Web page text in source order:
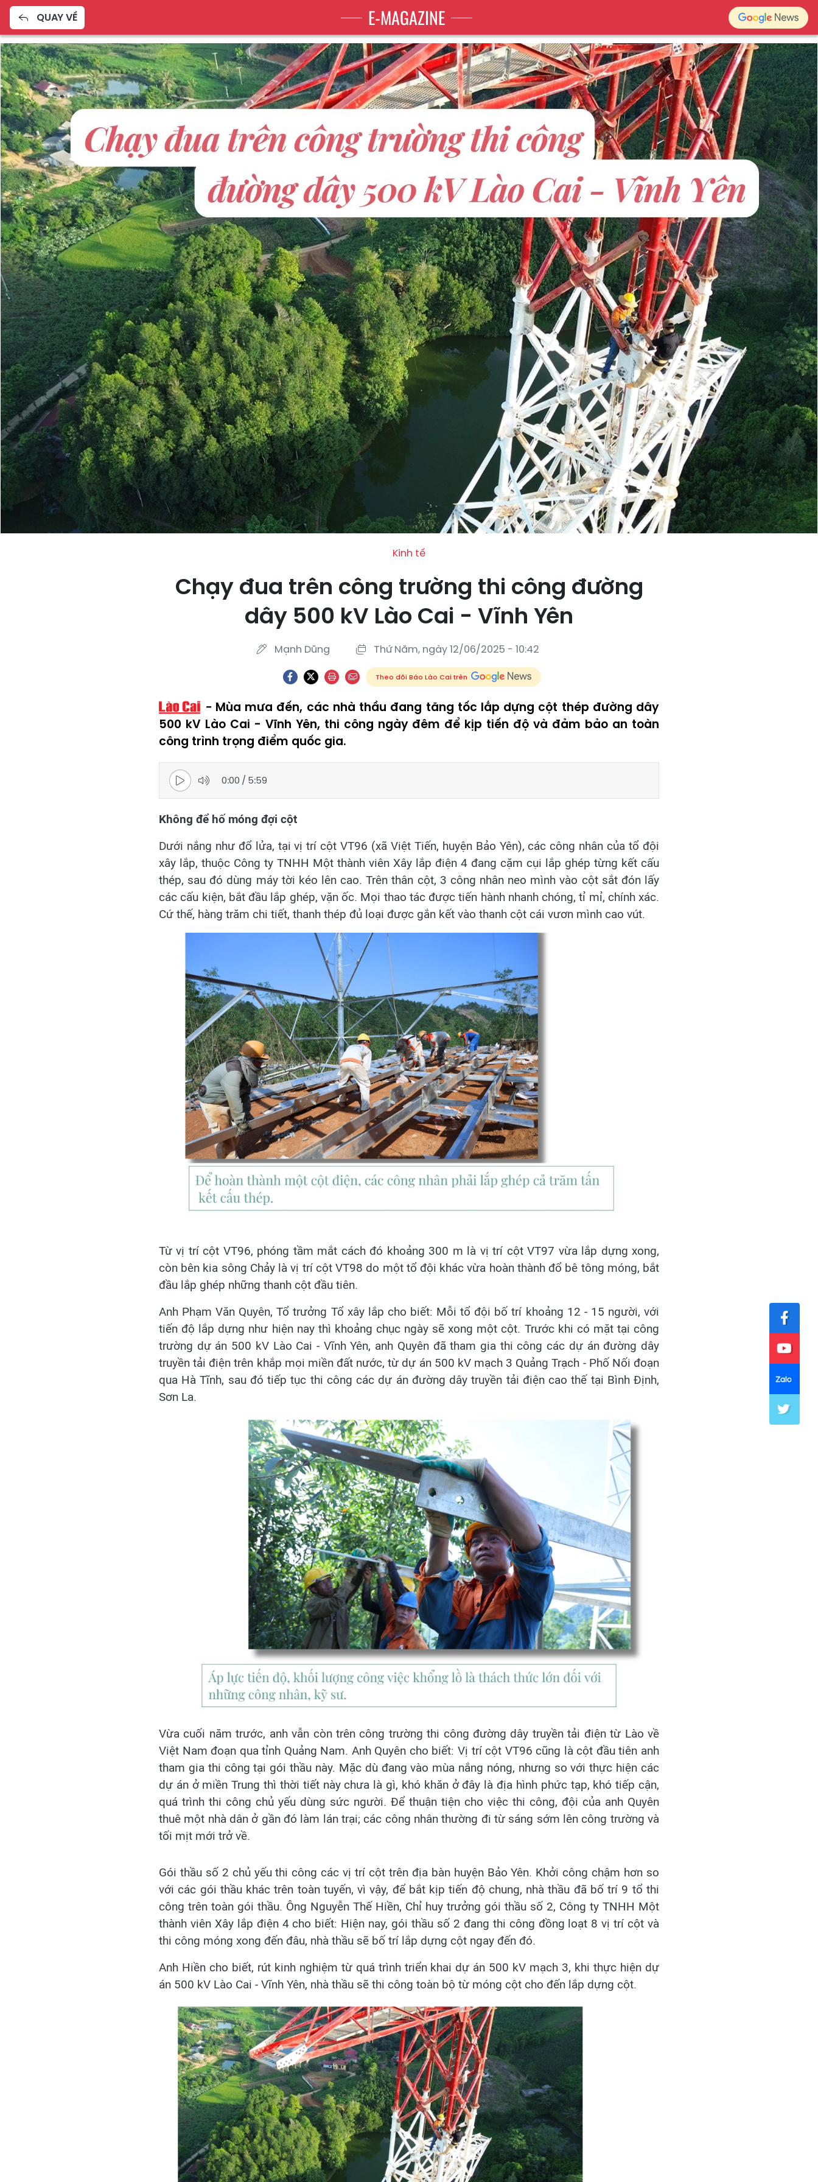
QUAY VỀ E-MAGAZINE
Kinh tế
Chạy đua trên công trường thi công đường
dây 500 kV Lào Cai - Vĩnh Yên
Mạnh Dũng Thứ Năm, ngày 12/06/2025 - 10:42
Theo dõi Báo Lào Cai trên
Mùa mưa đến, các nhà thầu đang tăng tốc lắp dựng cột thép đường dây
500 kV Lào Cai - Vĩnh Yên, thi công ngày đêm để kịp tiến độ và đảm bảo an toàn
công trình trọng điểm quốc gia.
0:00 / 5:59
Không để hố móng đợi cột
Dưới nắng như đổ lửa, tại vị trí cột VT96 (xã Việt Tiến, huyện Bảo Yên), các công nhân của tổ đội
xây lắp, thuộc Công ty TNHH Một thành viên Xây lắp điện 4 đang cặm cụi lắp ghép từng kết cấu
thép, sau đó dùng máy tời kéo lên cao. Trên thân cột, 3 công nhân neo mình vào cột sắt đón lấy
các cấu kiện, bắt đầu lắp ghép, vặn ốc. Mọi thao tác được tiến hành nhanh chóng, tỉ mỉ, chính xác.
Cứ thế, hàng trăm chi tiết, thanh thép đủ loại được gắn kết vào thanh cột cái vươn mình cao vút.
Từ vị trí cột VT96, phóng tầm mắt cách đó khoảng 300 m là vị trí cột VT97 vừa lắp dựng xong,
còn bên kia sông Chảy là vị trí cột VT98 do một tổ đội khác vừa hoàn thành đổ bê tông móng, bắt
đầu lắp ghép những thanh cột đầu tiên.
Anh Phạm Văn Quyên, Tổ trưởng Tổ xây lắp cho biết: Mỗi tổ đội bố trí khoảng 12 - 15 người, với
tiến độ lắp dựng như hiện nay thì khoảng chục ngày sẽ xong một cột. Trước khi có mặt tại công
trường dự án 500 kV Lào Cai - Vĩnh Yên, anh Quyên đã tham gia thi công các dự án đường dây
truyền tải điện trên khắp mọi miền đất nước, từ dự án 500 kV mạch 3 Quảng Trạch - Phố Nối đoạn
qua Hà Tĩnh, sau đó tiếp tục thi công các dự án đường dây truyền tải điện cao thế tại Bình Định,
Sơn La.
Vừa cuối năm trước, anh vẫn còn trên công trường thi công đường dây truyền tải điện từ Lào về
Việt Nam đoạn qua tỉnh Quảng Nam. Anh Quyên cho biết: Vị trí cột VT96 cũng là cột đầu tiên anh
tham gia thi công tại gói thầu này. Mặc dù đang vào mùa nắng nóng, nhưng so với thực hiện các
dự án ở miền Trung thì thời tiết này chưa là gì, khó khăn ở đây là địa hình phức tạp, khó tiếp cận,
quá trình thi công chủ yếu dùng sức người. Để thuận tiện cho việc thi công, đội của anh Quyên
thuê một nhà dân ở gần đó làm lán trại; các công nhân thường đi từ sáng sớm lên công trường và
tối mịt mới trở về.
Gói thầu số 2 chủ yếu thi công các vị trí cột trên địa bàn huyện Bảo Yên. Khởi công chậm hơn so
với các gói thầu khác trên toàn tuyến, vì vậy, để bắt kịp tiến độ chung, nhà thầu đã bố trí 9 tổ thi
công trên toàn gói thầu. Ông Nguyễn Thế Hiền, Chỉ huy trưởng gói thầu số 2, Công ty TNHH Một
thành viên Xây lắp điện 4 cho biết: Hiện nay, gói thầu số 2 đang thi công đồng loạt 8 vị trí cột và
thi công móng xong đến đâu, nhà thầu sẽ bố trí lắp dựng cột ngay đến đó.
Anh Hiền cho biết, rút kinh nghiệm từ quá trình triển khai dự án 500 kV mạch 3, khi thực hiện dự
án 500 kV Lào Cai - Vĩnh Yên, nhà thầu sẽ thi công toàn bộ từ móng cột cho đến lắp dựng cột.